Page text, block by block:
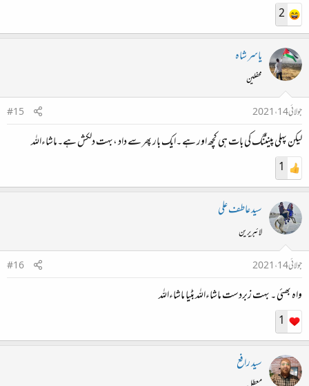
2
یاسر شاہ
محفلین
جولائی 14، 2021
#15
لیکن پہلی پینٹنگ کی بات ہی کچھ اور ہے ۔ایک بار پھر سے داد ،بہت دلکش ہے۔ماشاءاللہ
1
سید عاطف علی
لائبریرین
جولائی 14، 2021
#16
واہ بھئی ۔ بہت زبردست ماشاءاللہ بٹیا ماشاءاللہ
1
سید رافع